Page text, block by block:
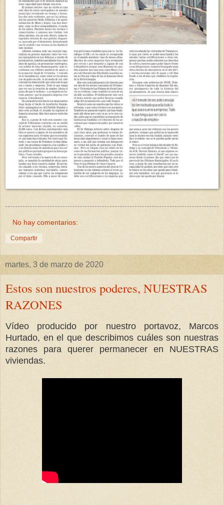
No hay comentarios:
Compartir
martes, 3 de marzo de 2020
Estos son nuestros poderes, NUESTRAS
RAZONES
Vídeo producido por nuestro portavoz, Marcos
Hurtado, en el que describimos cuáles son nuestras
razones para querer permanecer en NUESTRAS
viviendas.